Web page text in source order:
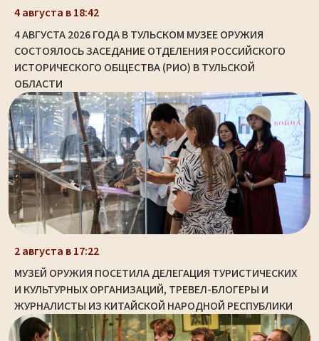
4 августа в 18:42
4 АВГУСТА 2026 ГОДА В ТУЛЬСКОМ МУЗЕЕ ОРУЖИЯ
СОСТОЯЛОСЬ ЗАСЕДАНИЕ ОТДЕЛЕНИЯ РОССИЙСКОГО
ИСТОРИЧЕСКОГО ОБЩЕСТВА (РИО) В ТУЛЬСКОЙ
ОБЛАСТИ
2 августа в 17:22
МУЗЕЙ ОРУЖИЯ ПОСЕТИЛА ДЕЛЕГАЦИЯ ТУРИСТИЧЕСКИХ
И КУЛЬТУРНЫХ ОРГАНИЗАЦИЙ, ТРЕВЕЛ-БЛОГЕРЫ И
ЖУРНАЛИСТЫ ИЗ КИТАЙСКОЙ НАРОДНОЙ РЕСПУБЛИКИ